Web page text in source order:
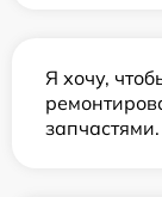
Я хочу,
запчастями.